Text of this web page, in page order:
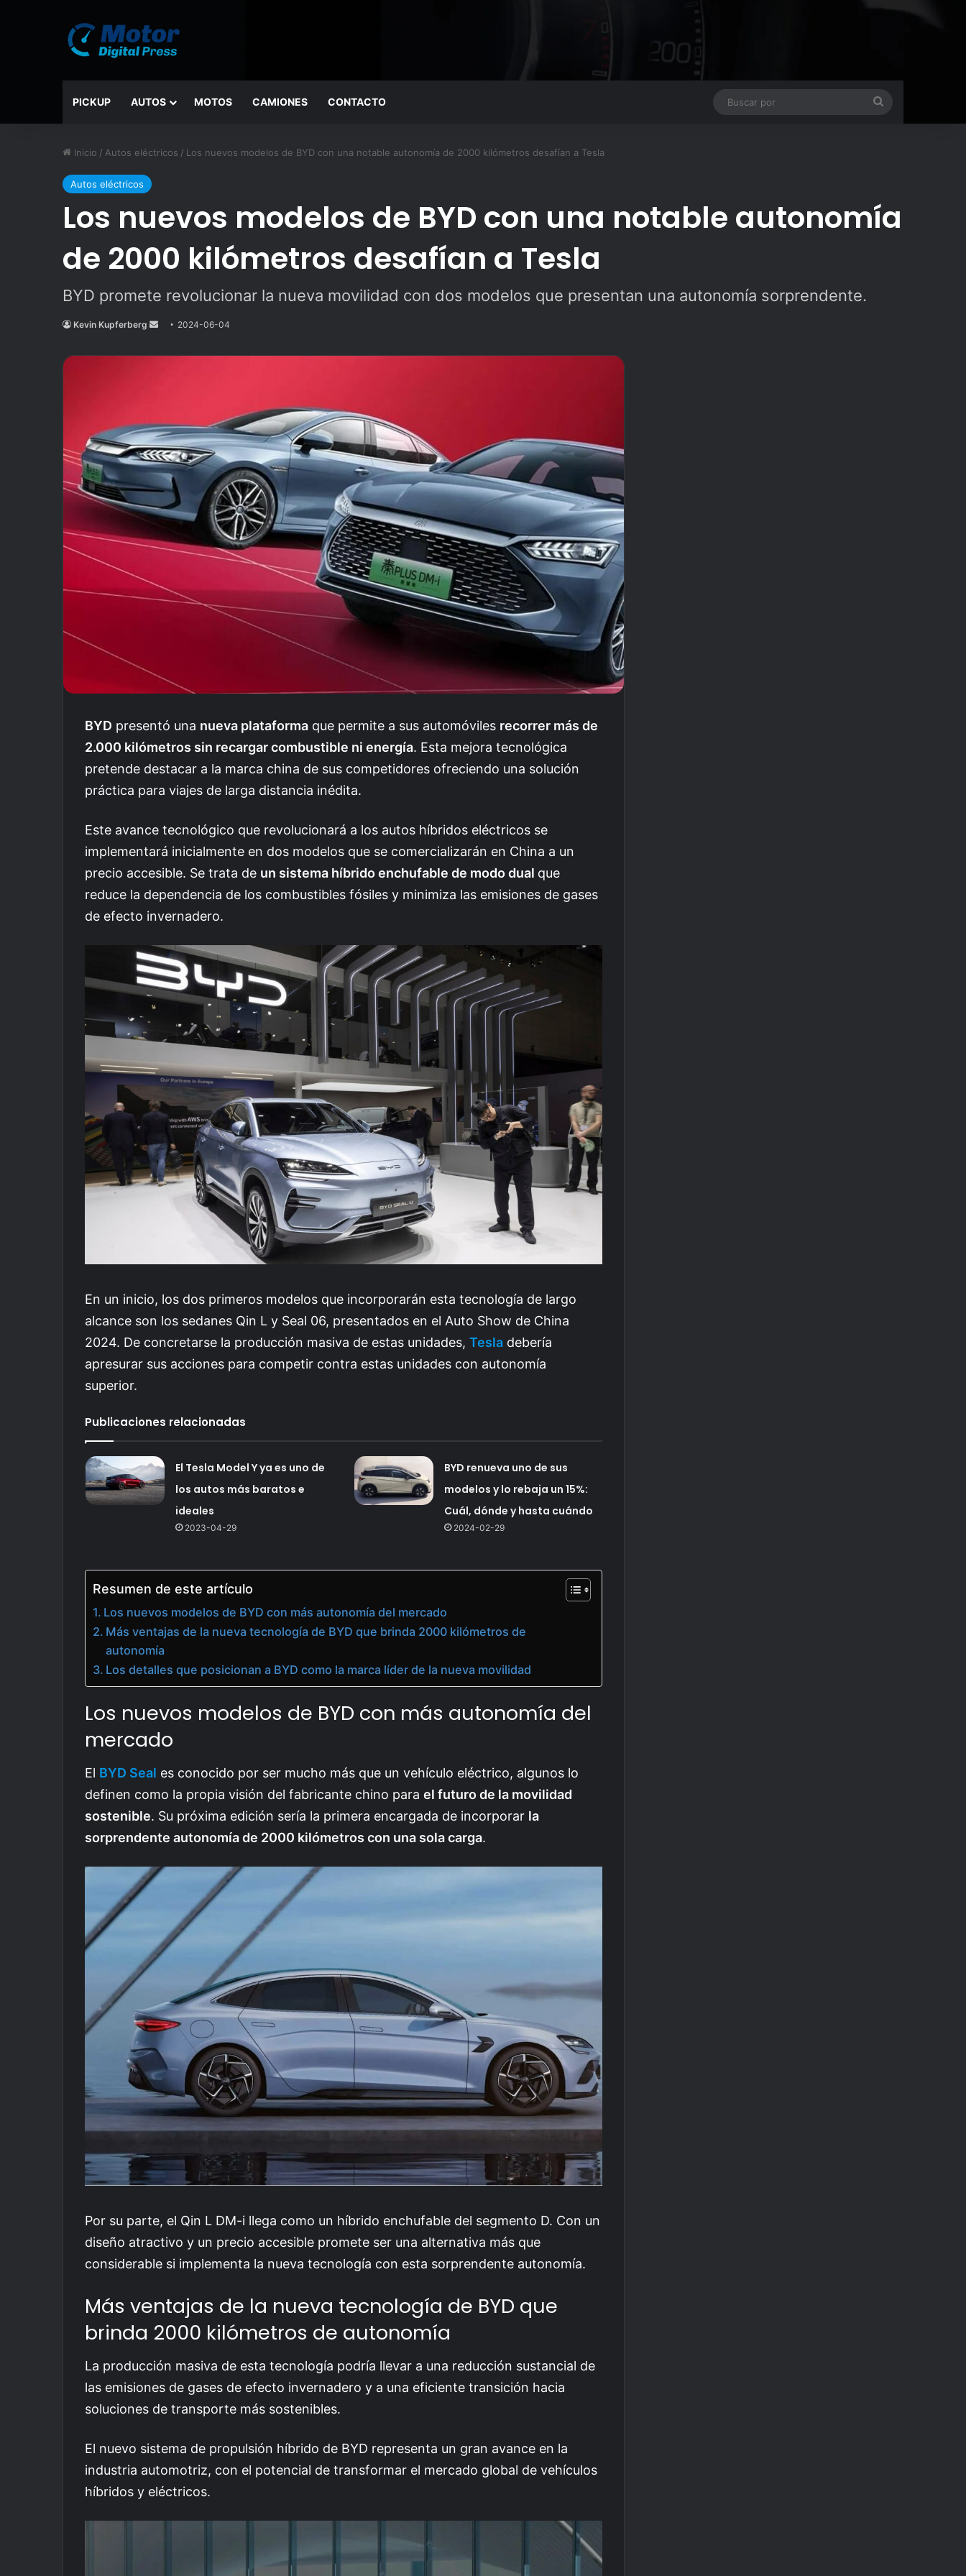
PICKUP AUTOS MOTOS CAMIONES CONTACTO
Inicio / Autos eléctricos / Los nuevos modelos de BYD con una notable autonomía de 2000 kilómetros desafían a Tesla
Autos eléctricos
Los nuevos modelos de BYD con una notable autonomía
de 2000 kilómetros desafían a Tesla
BYD promete revolucionar la nueva movilidad con dos modelos que presentan una autonomía sorprendente.
Kevin Kupferberg
Send
email
2024-06-04
BYD presentó una nueva plataforma que permite a sus automóviles recorrer más de
2.000 kilómetros sin recargar combustible ni energía. Esta mejora tecnológica
pretende destacar a la marca china de sus competidores ofreciendo una solución
práctica para viajes de larga distancia inédita.
Este avance tecnológico que revolucionará a los autos híbridos eléctricos se
implementará inicialmente en dos modelos que se comercializarán en China a un
precio accesible. Se trata de un sistema híbrido enchufable de modo dual que
reduce la dependencia de los combustibles fósiles y minimiza las emisiones de gases
de efecto invernadero.
En un inicio, los dos primeros modelos que incorporarán esta tecnología de largo
alcance son los sedanes Qin L y Seal 06, presentados en el Auto Show de China
2024. De concretarse la producción masiva de estas unidades, Tesla debería
apresurar sus acciones para competir contra estas unidades con autonomía
superior.
Publicaciones relacionadas
El Tesla Model Y ya es uno de
los autos más baratos e
ideales
2023-04-29
BYD renueva uno de sus
modelos y lo rebaja un 15%:
Cuál, dónde y hasta cuándo
2024-02-29
Resumen de este artículo
Los nuevos modelos de BYD con más autonomía del mercado
Más ventajas de la nueva tecnología de BYD que brinda 2000 kilómetros de
autonomía
Los detalles que posicionan a BYD como la marca líder de la nueva movilidad
Los nuevos modelos de BYD con más autonomía del
mercado
El BYD Seal es conocido por ser mucho más que un vehículo eléctrico, algunos lo
definen como la propia visión del fabricante chino para el futuro de la movilidad
sostenible. Su próxima edición sería la primera encargada de incorporar la
sorprendente autonomía de 2000 kilómetros con una sola carga.
Por su parte, el Qin L DM-i llega como un híbrido enchufable del segmento D. Con un
diseño atractivo y un precio accesible promete ser una alternativa más que
considerable si implementa la nueva tecnología con esta sorprendente autonomía.
Más ventajas de la nueva tecnología de BYD que
brinda 2000 kilómetros de autonomía
La producción masiva de esta tecnología podría llevar a una reducción sustancial de
las emisiones de gases de efecto invernadero y a una eficiente transición hacia
soluciones de transporte más sostenibles.
El nuevo sistema de propulsión híbrido de BYD representa un gran avance en la
industria automotriz, con el potencial de transformar el mercado global de vehículos
híbridos y eléctricos.